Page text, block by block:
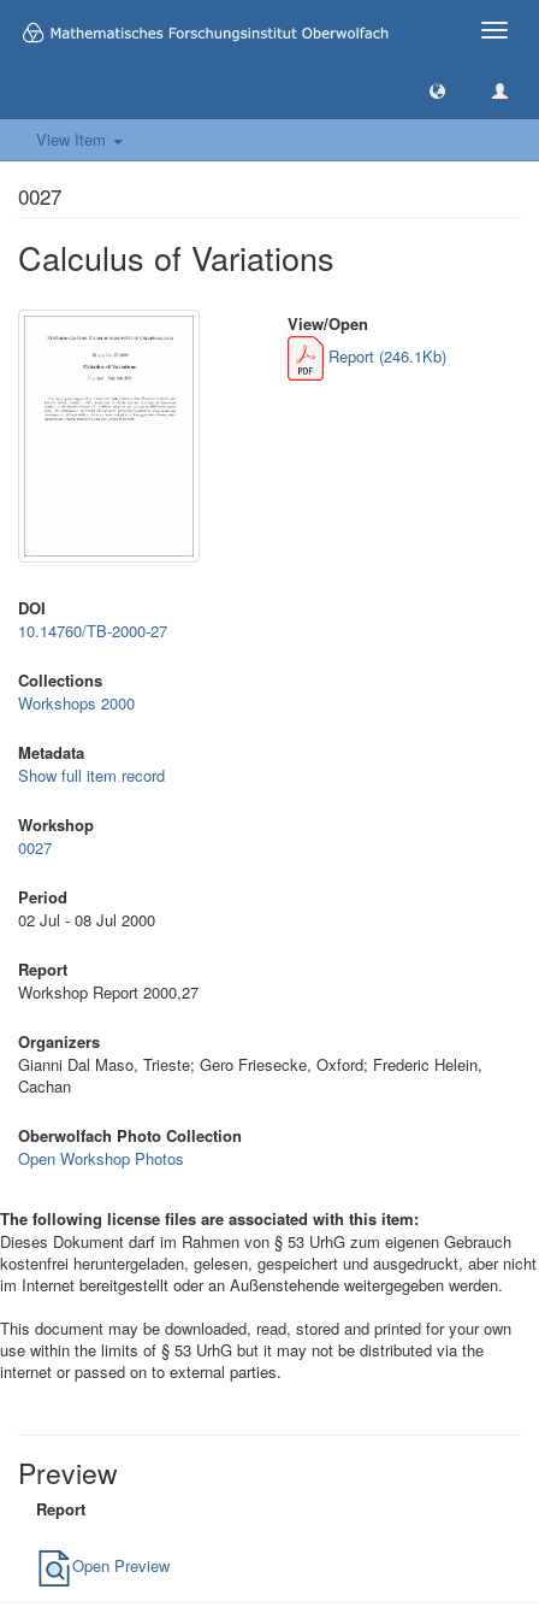
Toggle
View Item
0027
Calculus of Variations
View/Open
Report (246.1Kb)
DOI
10.14760/TB-2000-27
Collections
Workshops 2000
Metadata
Show full item record
Workshop
0027
Period
02 Jul - 08 Jul 2000
Report
Workshop Report 2000,27
Organizers
Gianni Dal Maso, Trieste; Gero Friesecke, Oxford; Frederic Helein,
Cachan
Oberwolfach Photo Collection
Open Workshop Photos
The following license files are associated with this item:
Dieses Dokument darf im Rahmen von § 53 UrhG zum eigenen Gebrauch
kostenfrei heruntergeladen, gelesen, gespeichert und ausgedruckt, aber nicht
im Internet bereitgestellt oder an Außenstehende weitergegeben werden.
This document may be downloaded, read, stored and printed for your own
use within the limits of § 53 UrhG but it may not be distributed via the
internet or passed on to external parties.
Preview
Report
Open Preview